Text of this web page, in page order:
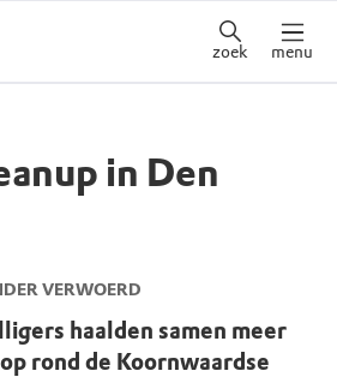
zoek menu
in Den
VERWOERD
haalden samen meer
rond de Koornwaardse